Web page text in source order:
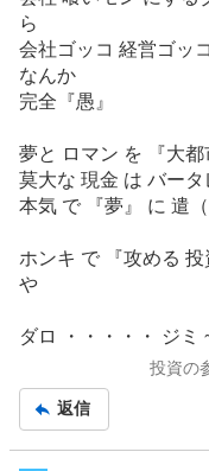
ら
会社ゴッコ 経営ゴッ
なんか
完全『愚』
夢と ロマン を 『大
莫大な 現金 は バー
本気 で 『夢』 に 遣
ホンキ で 『攻める 投
や
ダロ ・・・・・ ジミ
投資の
返信